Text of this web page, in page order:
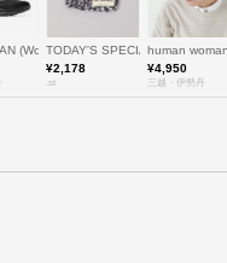
ナショナル
ル(Women)/コール ハーン
TODAY'S SPECIAL
¥2,178
.st
human
¥4,950
三越・伊勢丹